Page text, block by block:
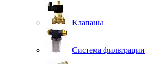
Клапаны
Система фильтрации